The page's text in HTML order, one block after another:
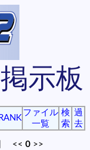
示板
RANK
ファイル
一覧
検
索
過
去
] << 0 >>